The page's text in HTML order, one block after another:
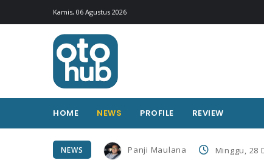
Kamis, 06 Agustus 2026
HOME NEWS PROFILE REVIEW
NEWS Panji Maulana Minggu, 28